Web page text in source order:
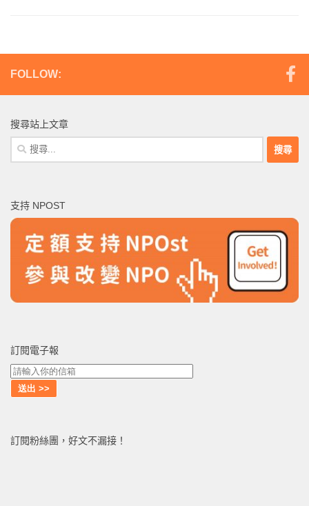
FOLLOW:
搜尋站上文章
搜
尋
字:
支持 NPOST
訂閱電子報
訂閱粉絲團，好文不漏接！